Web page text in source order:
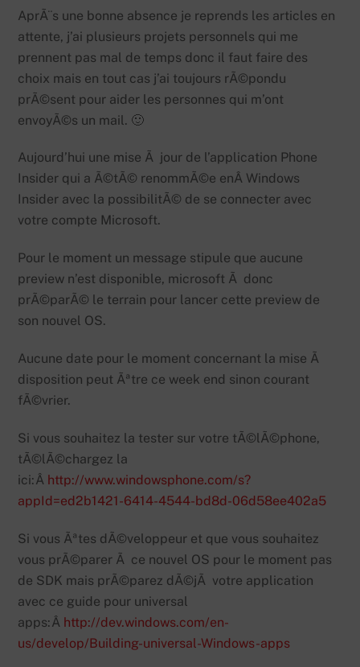
AprÃ¨s une bonne absence je reprends les articles en
attente, j’ai plusieurs projets personnels qui me
prennent pas mal de temps donc il faut faire des
choix mais en tout cas j’ai toujours rÃ©pondu
prÃ©sent pour aider les personnes qui m’ont
envoyÃ©s un mail. 🙂
Aujourd’hui une mise Ã jour de l’application Phone
Insider qui a Ã©tÃ© renommÃ©e enÂ Windows
Insider avec la possibilitÃ© de se connecter avec
votre compte Microsoft.
Pour le moment un message stipule que aucune
preview n’est disponible, microsoft Ã donc
prÃ©parÃ© le terrain pour lancer cette preview de
son nouvel OS.
Aucune date pour le moment concernant la mise Ã
disposition peut Ãªtre ce week end sinon courant
fÃ©vrier.
Si vous souhaitez la tester sur votre tÃ©lÃ©phone,
tÃ©lÃ©chargez la
ici:Â http://www.windowsphone.com/s?
appId=ed2b1421-6414-4544-bd8d-06d58ee402a5
Si vous Ãªtes dÃ©veloppeur et que vous souhaitez
vous prÃ©parer Ã ce nouvel OS pour le moment pas
de SDK mais prÃ©parez dÃ©jÃ votre application
avec ce guide pour universal
apps:Â http://dev.windows.com/en-
us/develop/Building-universal-Windows-apps